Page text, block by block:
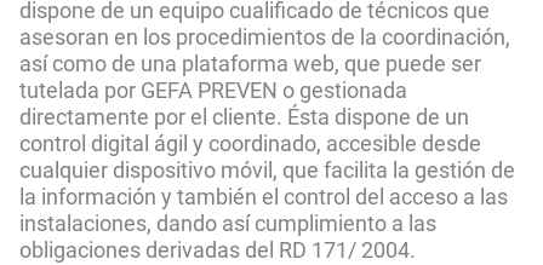
dispone de un equipo cualificado de técnicos que
asesoran en los procedimientos de la coordinación,
así como de una plataforma web, que puede ser
tutelada por GEFA PREVEN o gestionada
directamente por el cliente. Ésta dispone de un
control digital ágil y coordinado, accesible desde
cualquier dispositivo móvil, que facilita la gestión de
la información y también el control del acceso a las
instalaciones, dando así cumplimiento a las
obligaciones derivadas del RD 171/ 2004.